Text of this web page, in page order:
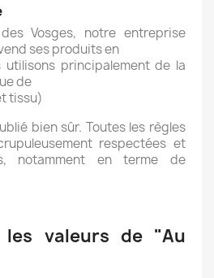
Vosges, notre entreprise
ses produits en
principalement de la
de
tissu)
bien sûr. Toutes les règles
respectées et
notamment en terme de
les valeurs de "Au